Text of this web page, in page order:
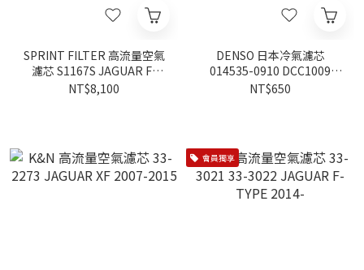
SPRINT FILTER 高流量空氣
濾芯 S1167S JAGUAR F-
TYPE X152 2014-
NT$8,100
DENSO 日本冷氣濾芯
014535-0910 DCC1009
JAGUAR F-PACE 2016-
NT$650
會員獨享